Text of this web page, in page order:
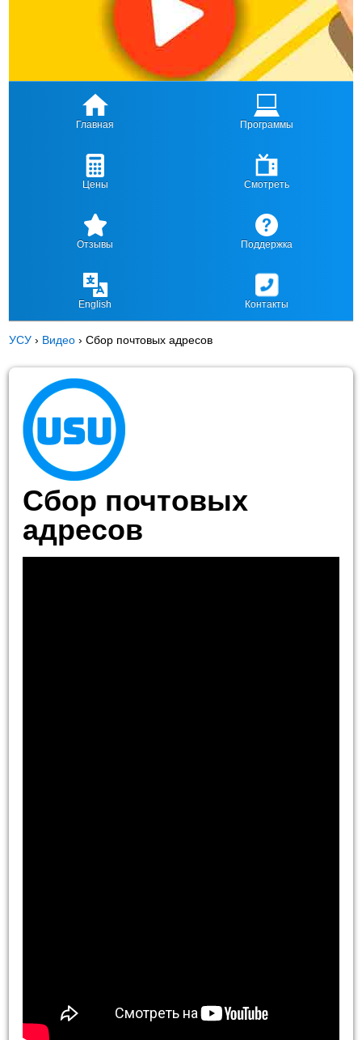
Главная Программы
Цены Смотреть
Отзывы Поддержка
English Контакты
УСУ › Видео ›Сбор почтовых адресов
Сбор почтовых
адресов